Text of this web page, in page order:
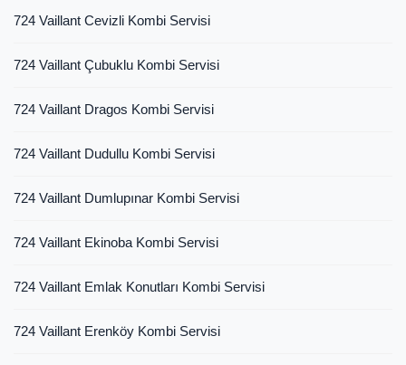
724 Vaillant Cevizli Kombi Servisi
724 Vaillant Çubuklu Kombi Servisi
724 Vaillant Dragos Kombi Servisi
724 Vaillant Dudullu Kombi Servisi
724 Vaillant Dumlupınar Kombi Servisi
724 Vaillant Ekinoba Kombi Servisi
724 Vaillant Emlak Konutları Kombi Servisi
724 Vaillant Erenköy Kombi Servisi